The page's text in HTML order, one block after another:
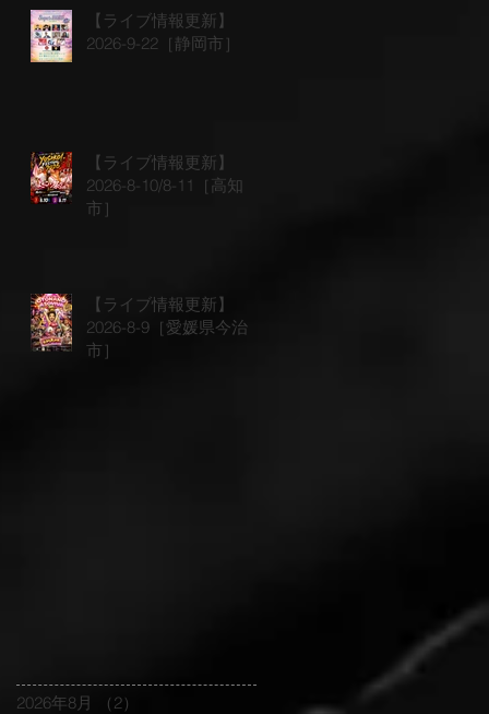
【ライブ情報更新】
2026-9-22［静岡市］
【ライブ情報更新】
2026-8-10/8-11［高知
市］
【ライブ情報更新】
2026-8-9［愛媛県今治
市］
2026年8月 （2）